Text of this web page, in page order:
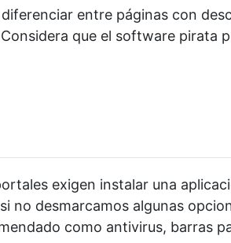
entre páginas con
que el software pirata
exigen instalar una
no desmarcamos algunas
como antivirus, barras